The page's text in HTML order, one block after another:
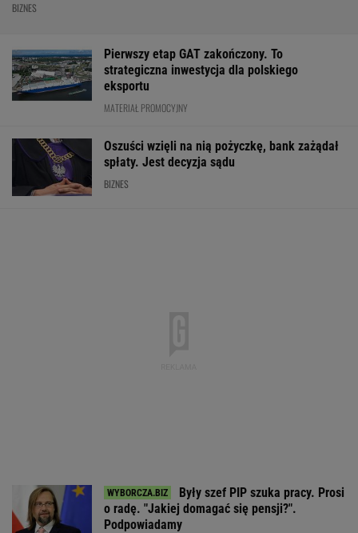
BIZNES
Pierwszy etap GAT zakończony. To
strategiczna inwestycja dla polskiego
eksportu
MATERIAŁ PROMOCYJNY
Oszuści wzięli na nią pożyczkę, bank zażądał
spłaty. Jest decyzja sądu
BIZNES
Były szef PIP szuka pracy. Prosi
o radę. "Jakiej domagać się pensji?".
Podpowiadamy